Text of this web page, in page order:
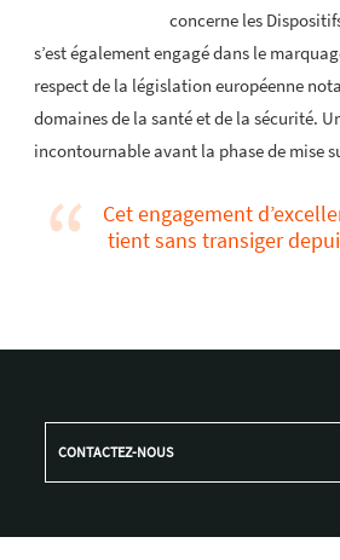
concerne les
s’est également engagé dans le
respect de la législation européenne
domaines de la santé et de la sécurité.
incontournable avant la phase de mise
Cet engagement
tient sans transiger
CONTACTEZ-NOUS